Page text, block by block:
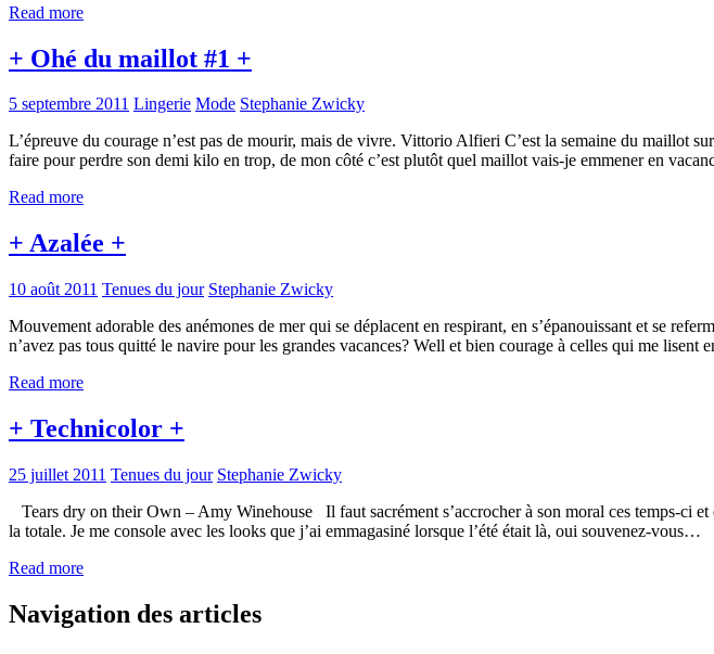
Read more
+ Ohé du maillot #1 +
5 septembre 2011 Lingerie Mode Stephanie Zwicky
L’épreuve du courage n’est pas de mourir, mais de vivre. Vittorio Alfieri C’est la semaine du maillot
faire pour perdre son demi kilo en trop, de mon côté c’est plutôt quel maillot vais-je emmener en
Read more
+ Azalée +
10 août 2011 Tenues du jour Stephanie Zwicky
Mouvement adorable des anémones de mer qui se déplacent en respirant, en s’épanouissant et se
n’avez pas tous quitté le navire pour les grandes vacances? Well et bien courage à celles qui me
Read more
+ Technicolor +
25 juillet 2011 Tenues du jour Stephanie Zwicky
Tears dry on their Own – Amy Winehouse Il faut sacrément s’accrocher à son moral ces temps-ci
la totale. Je me console avec les looks que j’ai emmagasiné lorsque l’été était là, oui souvenez-vous…
Read more
Navigation des articles